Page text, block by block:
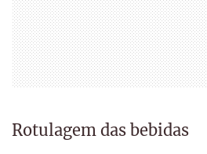
Rotulagem das bebidas